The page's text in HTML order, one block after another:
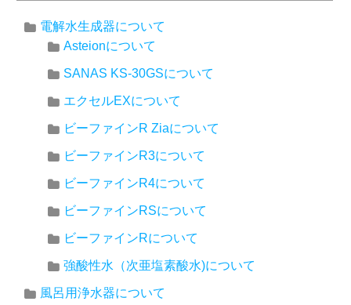
電解水生成器について
Asteionについて
SANAS KS-30GSについて
エクセルEXについて
ビーファインR Ziaについて
ビーファインR3について
ビーファインR4について
ビーファインRSについて
ビーファインRについて
強酸性水（次亜塩素酸水)について
風呂用浄水器について